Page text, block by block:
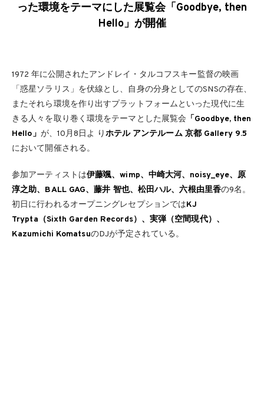
った環境をテーマにした展覧会「Goodbye, then
Hello」が開催
1972 年に公開されたアンドレイ・タルコフスキー監督の映画
「惑星ソラリス」を伏線とし、自身の分身としてのSNSの存在、
またそれら環境を作り出すプラットフォームといった現代に生
きる人々を取り巻く環境をテーマとした展覧会 「Goodbye, then
Hello」 が、10月8日よ りホテル アンテルーム 京都 Gallery 9.5
において開催される。
参加アーティストは伊藤颯、wimp、中崎大河、noisy_eye、原
淳之助、BALL GAG、藤井 智也、松田ハル、六根由里香の9名。
初日に行われるオープニングレセプションではKJ
Trypta（Sixth Garden Records）、実弾（空間現代）、
Kazumichi KomatsuのDJが予定されている。